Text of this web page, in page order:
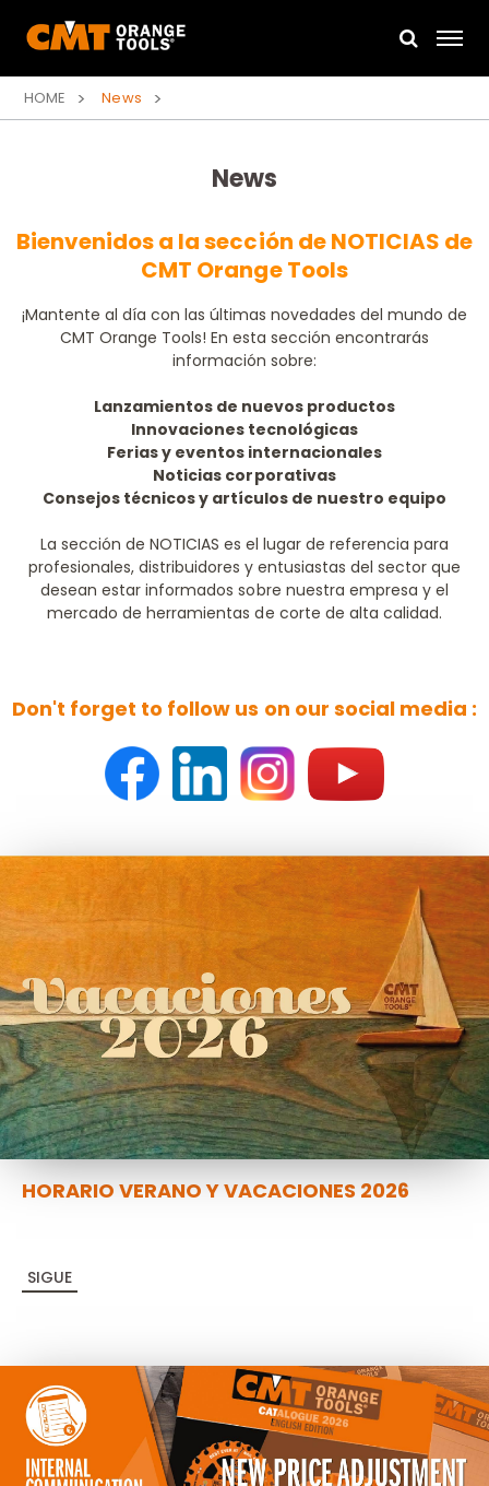
HOME News
News
Bienvenidos a la sección de NOTICIAS de
CMT Orange Tools
¡Mantente al día con las últimas novedades del mundo de
CMT Orange Tools! En esta sección encontrarás
información sobre:
Lanzamientos de nuevos productos
Innovaciones tecnológicas
Ferias y eventos internacionales
Noticias corporativas
Consejos técnicos y artículos de nuestro equipo
La sección de NOTICIAS es el lugar de referencia para
profesionales, distribuidores y entusiastas del sector que
desean estar informados sobre nuestra empresa y el
mercado de herramientas de corte de alta calidad.
Don't forget to follow us on our social media :
HORARIO VERANO Y VACACIONES 2026
SIGUE